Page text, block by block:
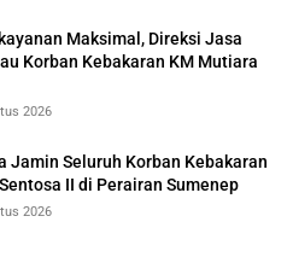
Maksimal, Direksi Jasa
Korban Kebakaran KM Mutiara
2026
Jamin Seluruh Korban Kebakaran
II di Perairan Sumenep
2026